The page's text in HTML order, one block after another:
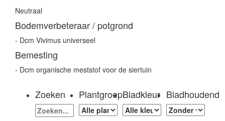
Neutraal
Bodemverbeteraar / potgrond
- Dcm Vivimus universeel
Bemesting
- Dcm organische meststof voor de siertuin
Zoeken PlantgroepBladkleur Bladhoudend